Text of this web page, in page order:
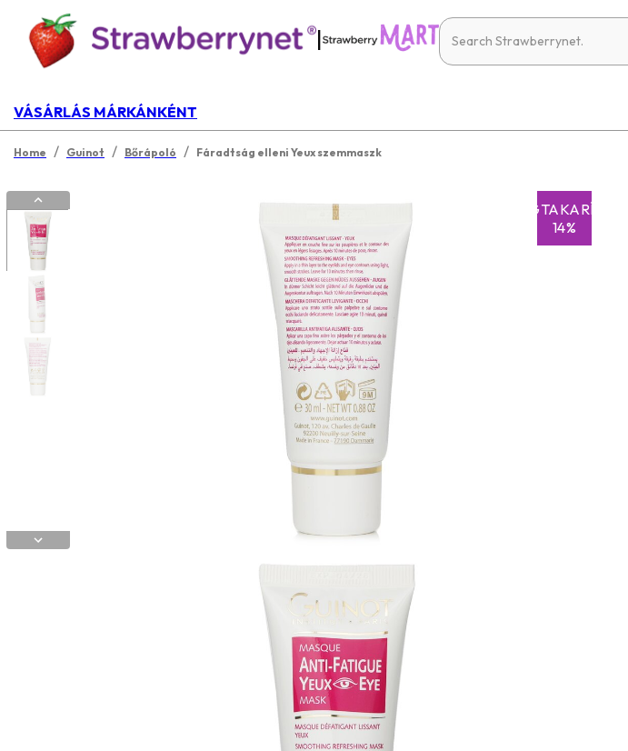
|
VÁSÁRLÁS MÁRKÁNKÉNT
Home / Guinot / Bőrápoló / Fáradtság elleni Yeux szemmaszk
MEGTAKARÍTÁS
14%